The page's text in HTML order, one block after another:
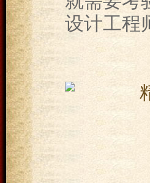
设计工程